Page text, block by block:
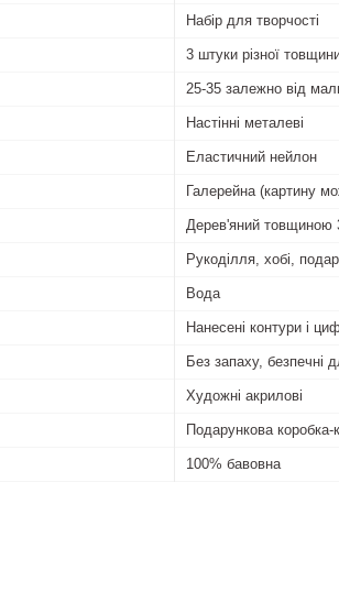
Набір для творчості
3 штуки різної
25-35 залежно від
Настінні металеві
Еластичний нейлон
Галерейна (картину
Дерев'яний товщиною
Рукоділля, хобі,
Вода
Нанесені контури і
Без запаху, безпечні
Художні акрилові
Подарункова
100% бавовна